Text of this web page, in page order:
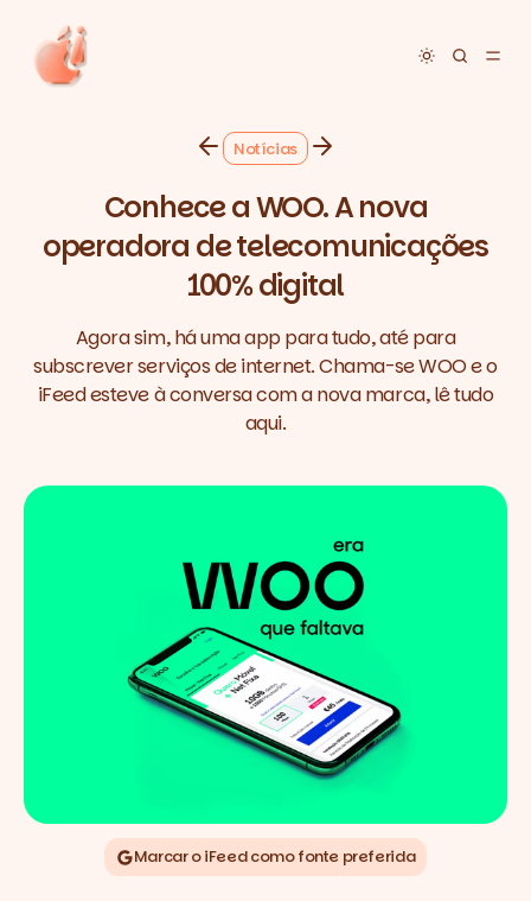
Toggle
Notícias
Conhece a WOO. A nova
operadora de telecomunicações
100% digital
Agora sim, há uma app para tudo, até para
subscrever serviços de internet. Chama-se WOO e o
iFeed esteve à conversa com a nova marca, lê tudo
aqui.
Marcar o iFeed como fonte preferida